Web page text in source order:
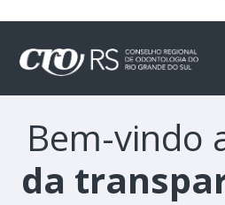
Bem-vindo
da